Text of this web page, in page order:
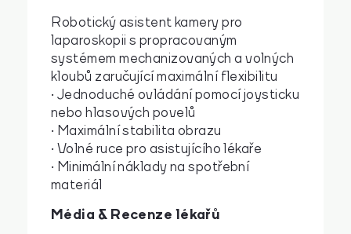
Robotický asistent kamery pro
laparoskopii s propracovaným
systémem mechanizovaných a volných
kloubů zaručující maximální flexibilitu
• Jednoduché ovládání pomocí joysticku
nebo hlasových povelů
• Maximální stabilita obrazu
• Volné ruce pro asistujícího lékaře
• Minimální náklady na spotřební
materiál
Média & Recenze lékařů